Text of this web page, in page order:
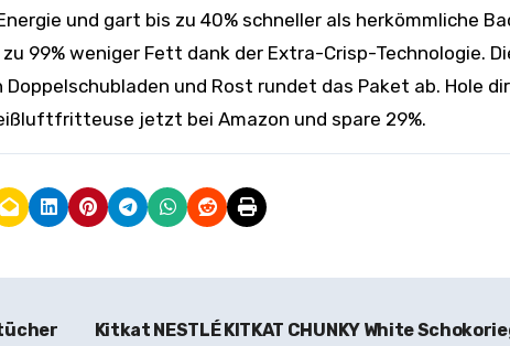
und gart bis zu 40% schneller als herkömmliche
99% weniger Fett dank der Extra-Crisp-Technologie.
und Rost rundet das Paket ab. Hole
jetzt bei Amazon und spare 29%.
Kitkat NESTLÉ KITKAT CHUNKY White